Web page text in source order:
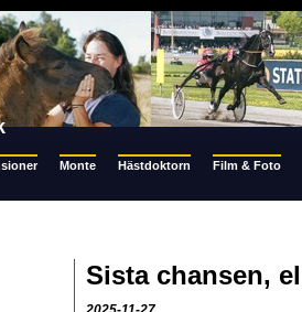
Monte Hästdoktorn
Film & Foto
Sista chansen,